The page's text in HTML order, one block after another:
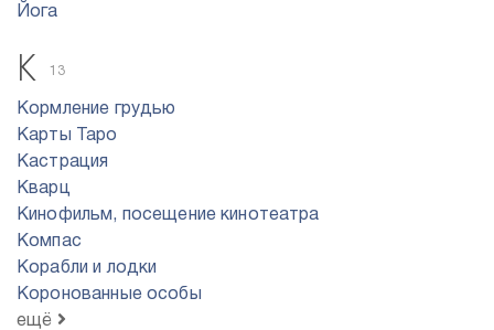
Йога
К 13
Кормление грудью
Карты Таро
Кастрация
Кварц
Кинофильм, посещение кинотеатра
Компас
Корабли и лодки
Коронованные особы
ещё